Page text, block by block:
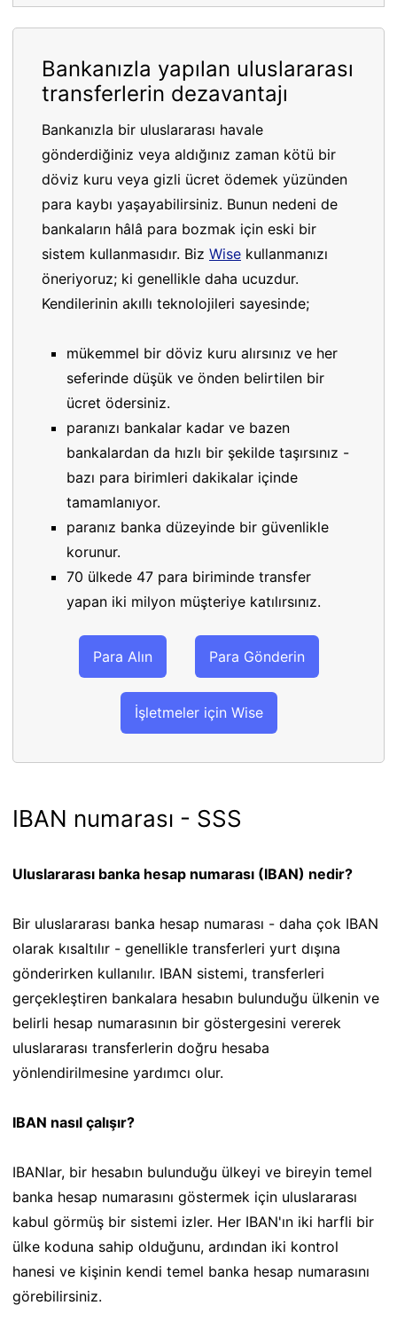
Bankanızla yapılan uluslararası
transferlerin dezavantajı
Bankanızla bir uluslararası havale
gönderdiğiniz veya aldığınız zaman kötü bir
döviz kuru veya gizli ücret ödemek yüzünden
para kaybı yaşayabilirsiniz. Bunun nedeni de
bankaların hâlâ para bozmak için eski bir
sistem kullanmasıdır. Biz Wise kullanmanızı
öneriyoruz; ki genellikle daha ucuzdur.
Kendilerinin akıllı teknolojileri sayesinde;
mükemmel bir döviz kuru alırsınız ve her
seferinde düşük ve önden belirtilen bir
ücret ödersiniz.
paranızı bankalar kadar ve bazen
bankalardan da hızlı bir şekilde taşırsınız -
bazı para birimleri dakikalar içinde
tamamlanıyor.
paranız banka düzeyinde bir güvenlikle
korunur.
70 ülkede 47 para biriminde transfer
yapan iki milyon müşteriye katılırsınız.
Para Alın Para Gönderin
İşletmeler için Wise
IBAN numarası - SSS
Uluslararası banka hesap numarası (IBAN) nedir?
Bir uluslararası banka hesap numarası - daha çok IBAN
olarak kısaltılır - genellikle transferleri yurt dışına
gönderirken kullanılır. IBAN sistemi, transferleri
gerçekleştiren bankalara hesabın bulunduğu ülkenin ve
belirli hesap numarasının bir göstergesini vererek
uluslararası transferlerin doğru hesaba
yönlendirilmesine yardımcı olur.
IBAN nasıl çalışır?
IBANlar, bir hesabın bulunduğu ülkeyi ve bireyin temel
banka hesap numarasını göstermek için uluslararası
kabul görmüş bir sistemi izler. Her IBAN'ın iki harfli bir
ülke koduna sahip olduğunu, ardından iki kontrol
hanesi ve kişinin kendi temel banka hesap numarasını
görebilirsiniz.